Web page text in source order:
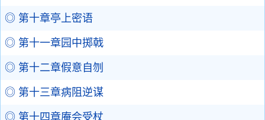
◎ 第十章亭上密语
◎ 第十一章园中掷戟
◎ 第十二章假意自刎
◎ 第十三章病阻逆谋
◎ 第十四章庵会受杖